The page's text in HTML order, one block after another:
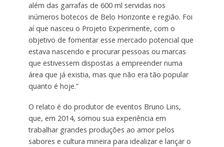
além das garrafas de 600 ml servidas nos
inúmeros botecos de Belo Horizonte e região. Foi
aí que nasceu o Projeto Experimente, com o
objetivo de fomentar esse mercado potencial que
estava nascendo e procurar pessoas ou marcas
que estivessem dispostas a empreender numa
área que já existia, mas que não era tão popular
quanto é hoje.”
O relato é do produtor de eventos Bruno Lins,
que, em 2014, somou sua experiência em
trabalhar grandes produções ao amor pelos
sabores e cultura mineira para idealizar e lançar o